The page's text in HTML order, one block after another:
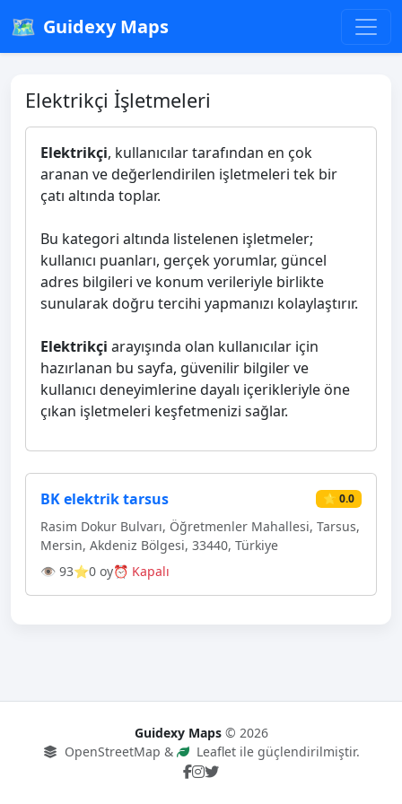
🗺️ Guidexy Maps
Elektrikçi İşletmeleri
Elektrikçi, kullanıcılar tarafından en çok
aranan ve değerlendirilen işletmeleri tek bir
çatı altında toplar.
Bu kategori altında listelenen işletmeler;
kullanıcı puanları, gerçek yorumlar, güncel
adres bilgileri ve konum verileriyle birlikte
sunularak doğru tercihi yapmanızı kolaylaştırır.
Elektrikçi arayışında olan kullanıcılar için
hazırlanan bu sayfa, güvenilir bilgiler ve
kullanıcı deneyimlerine dayalı içerikleriyle öne
çıkan işletmeleri keşfetmenizi sağlar.
BK elektrik tarsus ⭐ 0.0
Rasim Dokur Bulvarı, Öğretmenler Mahallesi, Tarsus,
Mersin, Akdeniz Bölgesi, 33440, Türkiye
👁 93⭐0 oy⏰ Kapalı
Guidexy Maps© 2026
OpenStreetMap &
Leaflet ile güçlendirilmiştir.